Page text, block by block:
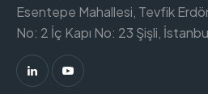
Esentepe Mahallesi, Tevfik
No: 2 İç Kapı No: 23 Şişli,